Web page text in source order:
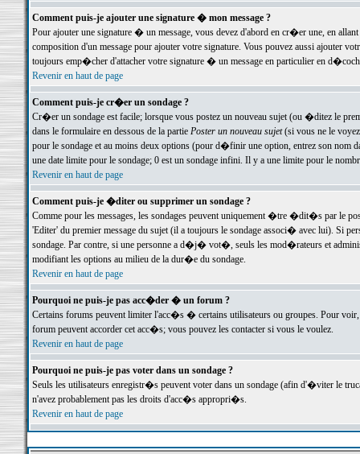
Comment puis-je ajouter une signature � mon message ?
Pour ajouter une signature � un message, vous devez d'abord en cr�er une, en
composition d'un message pour ajouter votre signature. Vous pouvez aussi ajouter
toujours emp�cher d'attacher votre signature � un message en particulier en
Revenir en haut de page
Comment puis-je cr�er un sondage ?
Cr�er un sondage est facile; lorsque vous postez un nouveau sujet (ou �ditez le
dans le formulaire en dessous de la partie Poster un nouveau sujet(si vous ne le voyez
pour le sondage et au moins deux options (pour d�finir une option, entrez son nom
une date limite pour le sondage; 0 est un sondage infini. Il y a une limite pour le
Revenir en haut de page
Comment puis-je �diter ou supprimer un sondage ?
Comme pour les messages, les sondages peuvent uniquement �tre �dit�s par le
'Editer' du premier message du sujet (il a toujours le sondage associ� avec lui). Si
sondage. Par contre, si une personne a d�j� vot�, seuls les mod�rateurs et
modifiant les options au milieu de la dur�e du sondage.
Revenir en haut de page
Pourquoi ne puis-je pas acc�der � un forum ?
Certains forums peuvent limiter l'acc�s � certains utilisateurs ou groupes. Pour
forum peuvent accorder cet acc�s; vous pouvez les contacter si vous le voulez.
Revenir en haut de page
Pourquoi ne puis-je pas voter dans un sondage ?
Seuls les utilisateurs enregistr�s peuvent voter dans un sondage (afin d'�viter le
n'avez probablement pas les droits d'acc�s appropri�s.
Revenir en haut de page